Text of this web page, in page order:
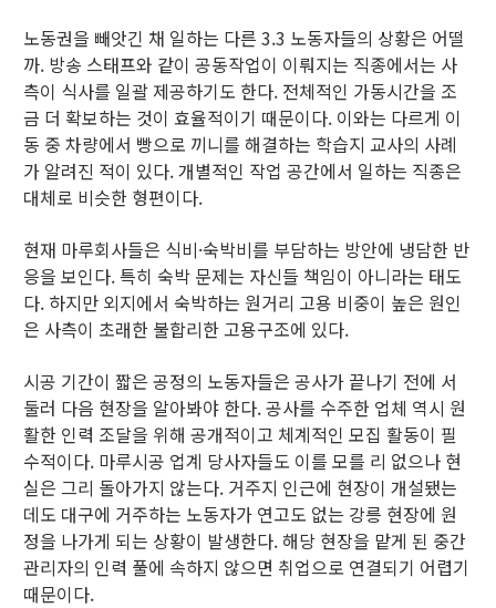
노동권을 빼앗긴 채 일하는 다른 3.3 노동자들의 상황은 어떨
까. 방송 스태프와 같이 공동작업이 이뤄지는 직종에서는 사
측이 식사를 일괄 제공하기도 한다. 전체적인 가동시간을 조
금 더 확보하는 것이 효율적이기 때문이다. 이와는 다르게 이
동 중 차량에서 빵으로 끼니를 해결하는 학습지 교사의 사례
가 알려진 적이 있다. 개별적인 작업 공간에서 일하는 직종은
대체로 비슷한 형편이다.
현재 마루회사들은 식비·숙박비를 부담하는 방안에 냉담한 반
응을 보인다. 특히 숙박 문제는 자신들 책임이 아니라는 태도
다. 하지만 외지에서 숙박하는 원거리 고용 비중이 높은 원인
은 사측이 초래한 불합리한 고용구조에 있다.
시공 기간이 짧은 공정의 노동자들은 공사가 끝나기 전에 서
둘러 다음 현장을 알아봐야 한다. 공사를 수주한 업체 역시 원
활한 인력 조달을 위해 공개적이고 체계적인 모집 활동이 필
수적이다. 마루시공 업계 당사자들도 이를 모를 리 없으나 현
실은 그리 돌아가지 않는다. 거주지 인근에 현장이 개설됐는
데도 대구에 거주하는 노동자가 연고도 없는 강릉 현장에 원
정을 나가게 되는 상황이 발생한다. 해당 현장을 맡게 된 중간
관리자의 인력 풀에 속하지 않으면 취업으로 연결되기 어렵기
때문이다.